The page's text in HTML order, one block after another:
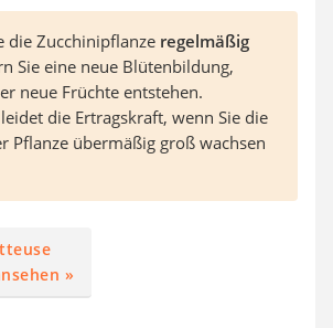
die Zucchinipflanze regelmäßig
Sie eine neue Blütenbildung,
neue Früchte entstehen.
die Ertragskraft, wenn Sie die
Pflanze übermäßig groß wachsen
»